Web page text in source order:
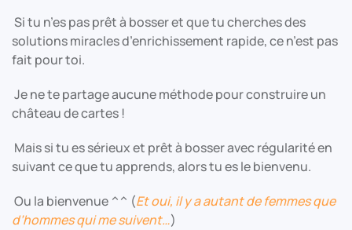
Si tu n’es pas prêt à bosser et que tu cherches des
solutions miracles d’enrichissement rapide, ce n’est pas
fait pour toi.
Je ne te partage aucune méthode pour construire un
château de cartes !
Mais si tu es sérieux et prêt à bosser avec régularité en
suivant ce que tu apprends, alors tu es le bienvenu.
Ou la bienvenue ^^ (Et oui, il y a autant de femmes que
d’hommes qui me suivent…)